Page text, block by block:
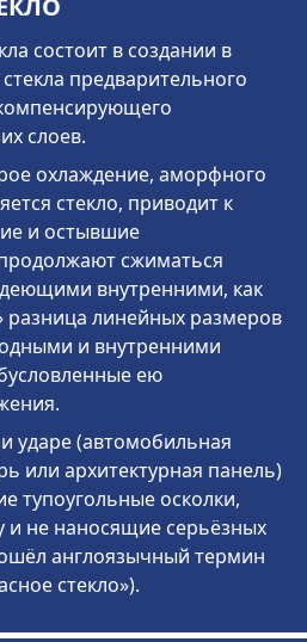
состоит в создании в
предварительного
слоев.
охлаждение, аморфного
стекло, приводит к
и остывшие
сжиматься
внутренними, как
разница линейных размеров
и внутренними
ею
ударе (автомобильная
или архитектурная панель)
тупоугольные осколки,
не наносящие серьёзных
англоязычный термин
стекло»).